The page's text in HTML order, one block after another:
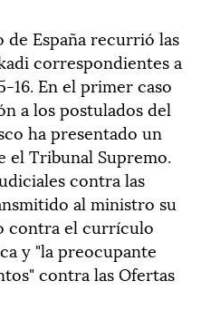
España recurrió las
correspondientes a
16. En el primer caso
a los postulados del
ha presentado un
el Tribunal Supremo.
contra las
al ministro su
contra el currículo
y "la preocupante
contra las Ofertas